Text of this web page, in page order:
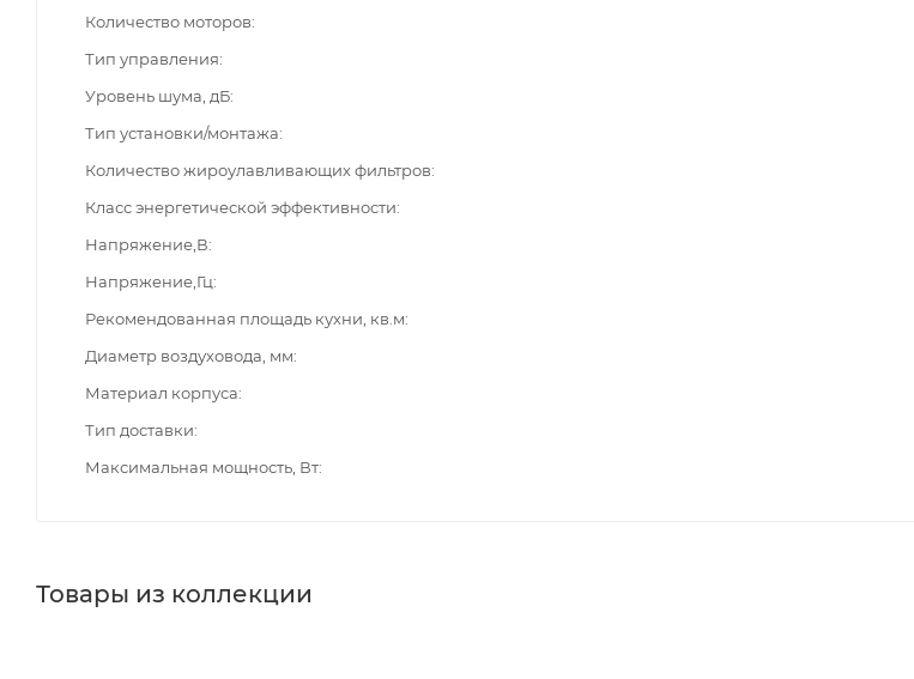
Количество моторов
Тип управления
Уровень шума, дБ
Тип установки/монтажа
Количество жироулавливающих фильтров
Класс энергетической эффективности
Напряжение,В
Напряжение,Гц
Рекомендованная площадь кухни, кв.м
Диаметр воздуховода, мм
Материал корпуса
Тип доставки
Максимальная мощность, Вт
Товары из коллекции